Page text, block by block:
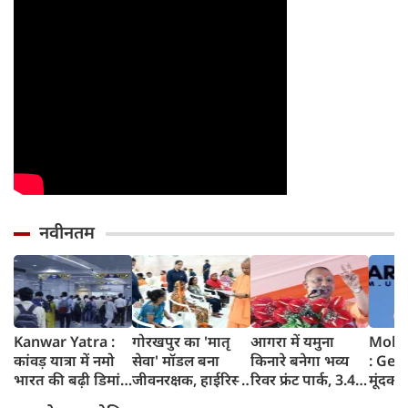
नवीनतम
Kanwar Yatra :
कांवड़ यात्रा में नमो
भारत की बढ़ी डिमांड,
गोरखपुर का 'मातृ
सेवा' मॉडल बना
जीवनरक्षक, हाईरिस्क
आगरा में यमुना
किनारे बनेगा भव्य
रिवर फ्रंट पार्क, 3.46
:
मूंदकर